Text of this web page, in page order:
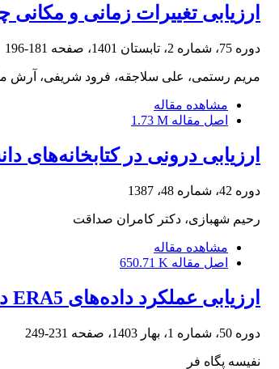
ارزیابی تغییرات زمانی و
دوره 75، شماره 2، تابستان 1401، صفحه 181-196
مریم رستمی، علی سلاجقه، فرود شریفی، آرش
مشاهده مقاله
اصل مقاله 1.73 M
ارزیابی درونی در کتابخانه‌های
دوره 42، شماره 48، 1387
رحیم شهبازی، دکتر کامران صداقت
مشاهده مقاله
اصل مقاله 650.71 K
ارزیابی عملکرد داده‌های ERA5 در برآورد انواع مختلف CAPE و CIN در ایستگاه‌های جو بالا در ایران
دوره 50، شماره 1، بهار 1403، صفحه 231-249
نفیسه پگاه فر